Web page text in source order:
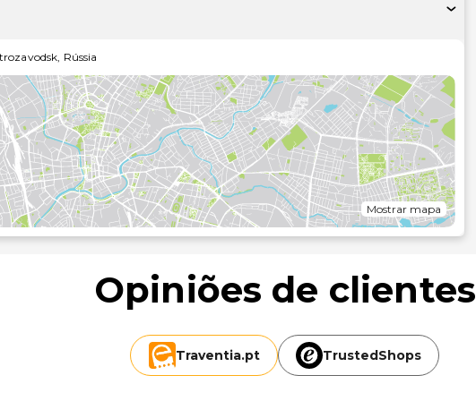
e uma loja de presentes/quiosque de jornais são algumas das
Se preferir permanecer na privacidade dos seus aposentos, dê uma
(a horas específicas). Comece as suas manhãs da melhor forma
diariamente entre as 7:00 e as 11:00..As principais comodidades
jornais grátis no lobby e um serviço de limpeza a seco. Planeia um
de uma área total de 198 metros quadrados para eventos, onde se
grátis no local..As distâncias são apresentadas à 0,1
- 0,8 km/0,5 mi
- 1 km/0,7 mi
da Carélia - 1,2 km/0,8 mi
, Rússia
Mostrar mapa
Opiniões de clientes
Traventia.pt TrustedShops